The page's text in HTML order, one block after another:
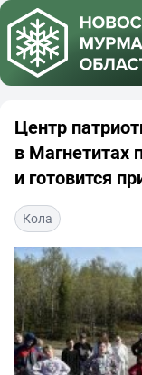
Центр
в Магнетитах
и готовится
Кола